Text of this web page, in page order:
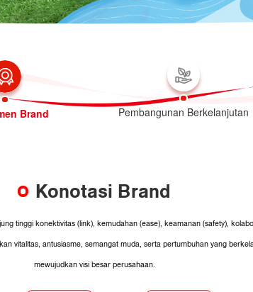
Brand
Pembangunan Berkelanjutan
Konotasi Brand
tinggi konektivitas (link), kemudahan (ease), keamanan (safety),
vitalitas, antusiasme, semangat muda, serta pertumbuhan yang
mewujudkan visi besar perusahaan.